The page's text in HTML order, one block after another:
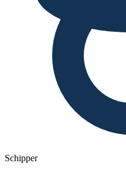
Schipper